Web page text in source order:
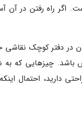
اگر راه رفتن در آن
در دفتر کوچک نقاشی
باشد. چیزهایی که به
دارید، احتمال